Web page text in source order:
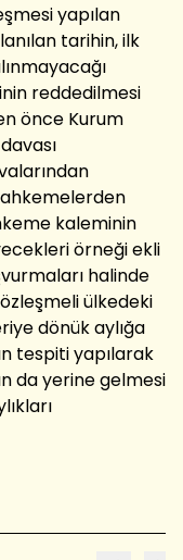
yapılan
tarihin, ilk
reddedilmesi
önce Kurum
kaleminin
örneği ekli
halinde
ülkedeki
dönük aylığa
tespiti yapılarak
da yerine gelmesi